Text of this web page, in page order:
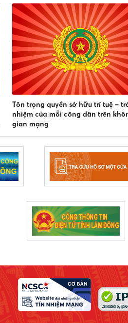
Tôn trọng quyền sở hữu trí tuệ –
nhiệm của mỗi công dân trên
gian mạng